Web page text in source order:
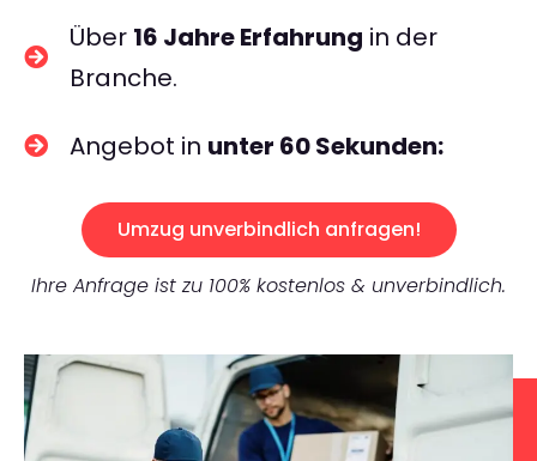
Über 16 Jahre Erfahrung in der
Branche.
Angebot in unter 60 Sekunden:
Umzug unverbindlich anfragen!
Ihre Anfrage ist zu 100% kostenlos & unverbindlich.